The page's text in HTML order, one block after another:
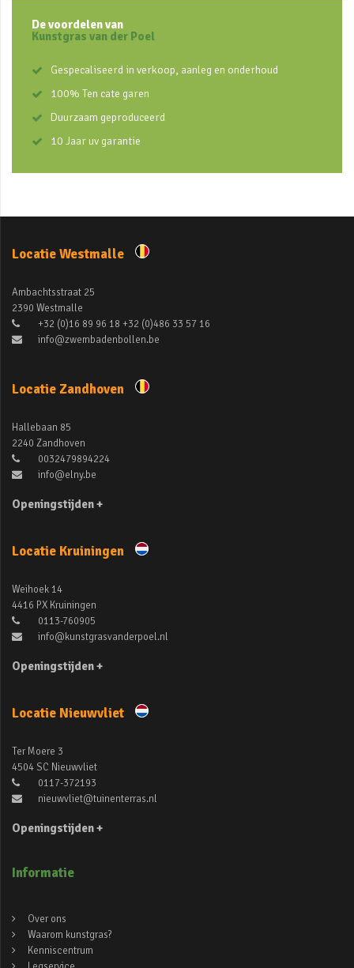
De voordelen van
Kunstgras van der Poel
Gespecaliseerd in verkoop, aanleg en onderhoud
100% Ten cate garen
Duurzaam geproduceerd
10 Jaar uv garantie
Locatie Westmalle
Ambachtsstraat 25
2390 Westmalle
+32 (0)16 89 96 18 +32 (0)486 33 57 16
info@zwembadenbollen.be
Locatie Zandhoven
Hallebaan 85
2240 Zandhoven
0032479894224
info@elny.be
Openingstijden +
Locatie Kruiningen
Weihoek 14
4416 PX Kruiningen
0113-760905
info@kunstgrasvanderpoel.nl
Openingstijden +
Locatie Nieuwvliet
Ter Moere 3
4504 SC Nieuwvliet
0117-372193
nieuwvliet@tuinenterras.nl
Openingstijden +
Informatie
Over ons
Waarom kunstgras?
Kenniscentrum